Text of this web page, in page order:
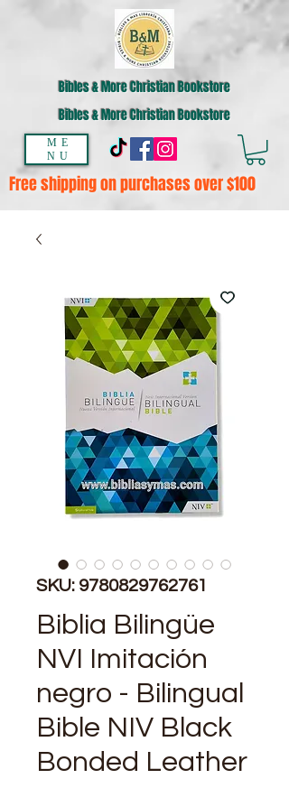
ME
NU
Bibles & More Christian Bookstore
Bibles & More Christian Bookstore
Free shipping on purchases over $100
SKU: 9780829762761
Biblia Bilingüe
NVI Imitación
negro - Bilingual
Bible NIV Black
Bonded Leather